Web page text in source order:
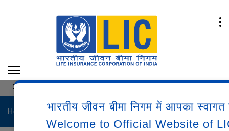
भारतीय जीवन बीमा निगम में आपका स्वागत
Welcome to Official Website of
(जनरलिस्ट/स्पेशलिस्ट/असिस्टेंट इंजीनियर)-2025 के लिए
Home Career